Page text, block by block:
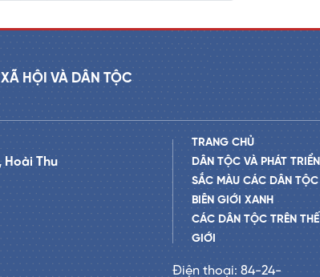
HỘI VÀ DÂN TỘC
Hoài Thu
TRANG CHỦ
DÂN TỘC VÀ PHÁT TRIỂN
SẮC MÀU CÁC DÂN TỘC
BIÊN GIỚI XANH
CÁC DÂN TỘC TRÊN THẾ
GIỚI
Điện thoại: 84-24-